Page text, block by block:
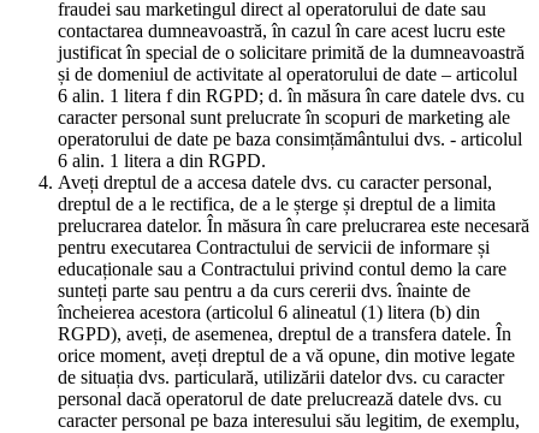
fraudei sau marketingul direct al operatorului de date sau
contactarea dumneavoastră, în cazul în care acest lucru este
justificat în special de o solicitare primită de la dumneavoastră
și de domeniul de activitate al operatorului de date – articolul
6 alin. 1 litera f din RGPD; d. în măsura în care datele dvs. cu
caracter personal sunt prelucrate în scopuri de marketing ale
operatorului de date pe baza consimțământului dvs. - articolul
6 alin. 1 litera a din RGPD.
Aveți dreptul de a accesa datele dvs. cu caracter personal,
dreptul de a le rectifica, de a le șterge și dreptul de a limita
prelucrarea datelor. În măsura în care prelucrarea este necesară
pentru executarea Contractului de servicii de informare și
educaționale sau a Contractului privind contul demo la care
sunteți parte sau pentru a da curs cererii dvs. înainte de
încheierea acestora (articolul 6 alineatul (1) litera (b) din
RGPD), aveți, de asemenea, dreptul de a transfera datele. În
orice moment, aveți dreptul de a vă opune, din motive legate
de situația dvs. particulară, utilizării datelor dvs. cu caracter
personal dacă operatorul de date prelucrează datele dvs. cu
caracter personal pe baza interesului său legitim, de exemplu,